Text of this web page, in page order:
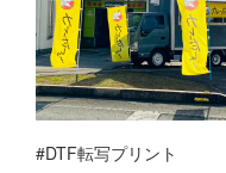
#DTF転写プリント